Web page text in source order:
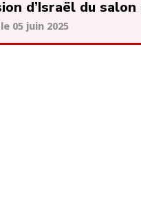
d’Israël du
05 juin 2025